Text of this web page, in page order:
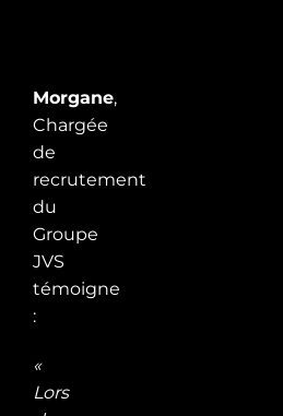
Morgane,
Chargée
de
recrutement
du
Groupe
JVS
témoigne
:
«
Lors